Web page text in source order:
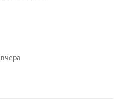
вчера